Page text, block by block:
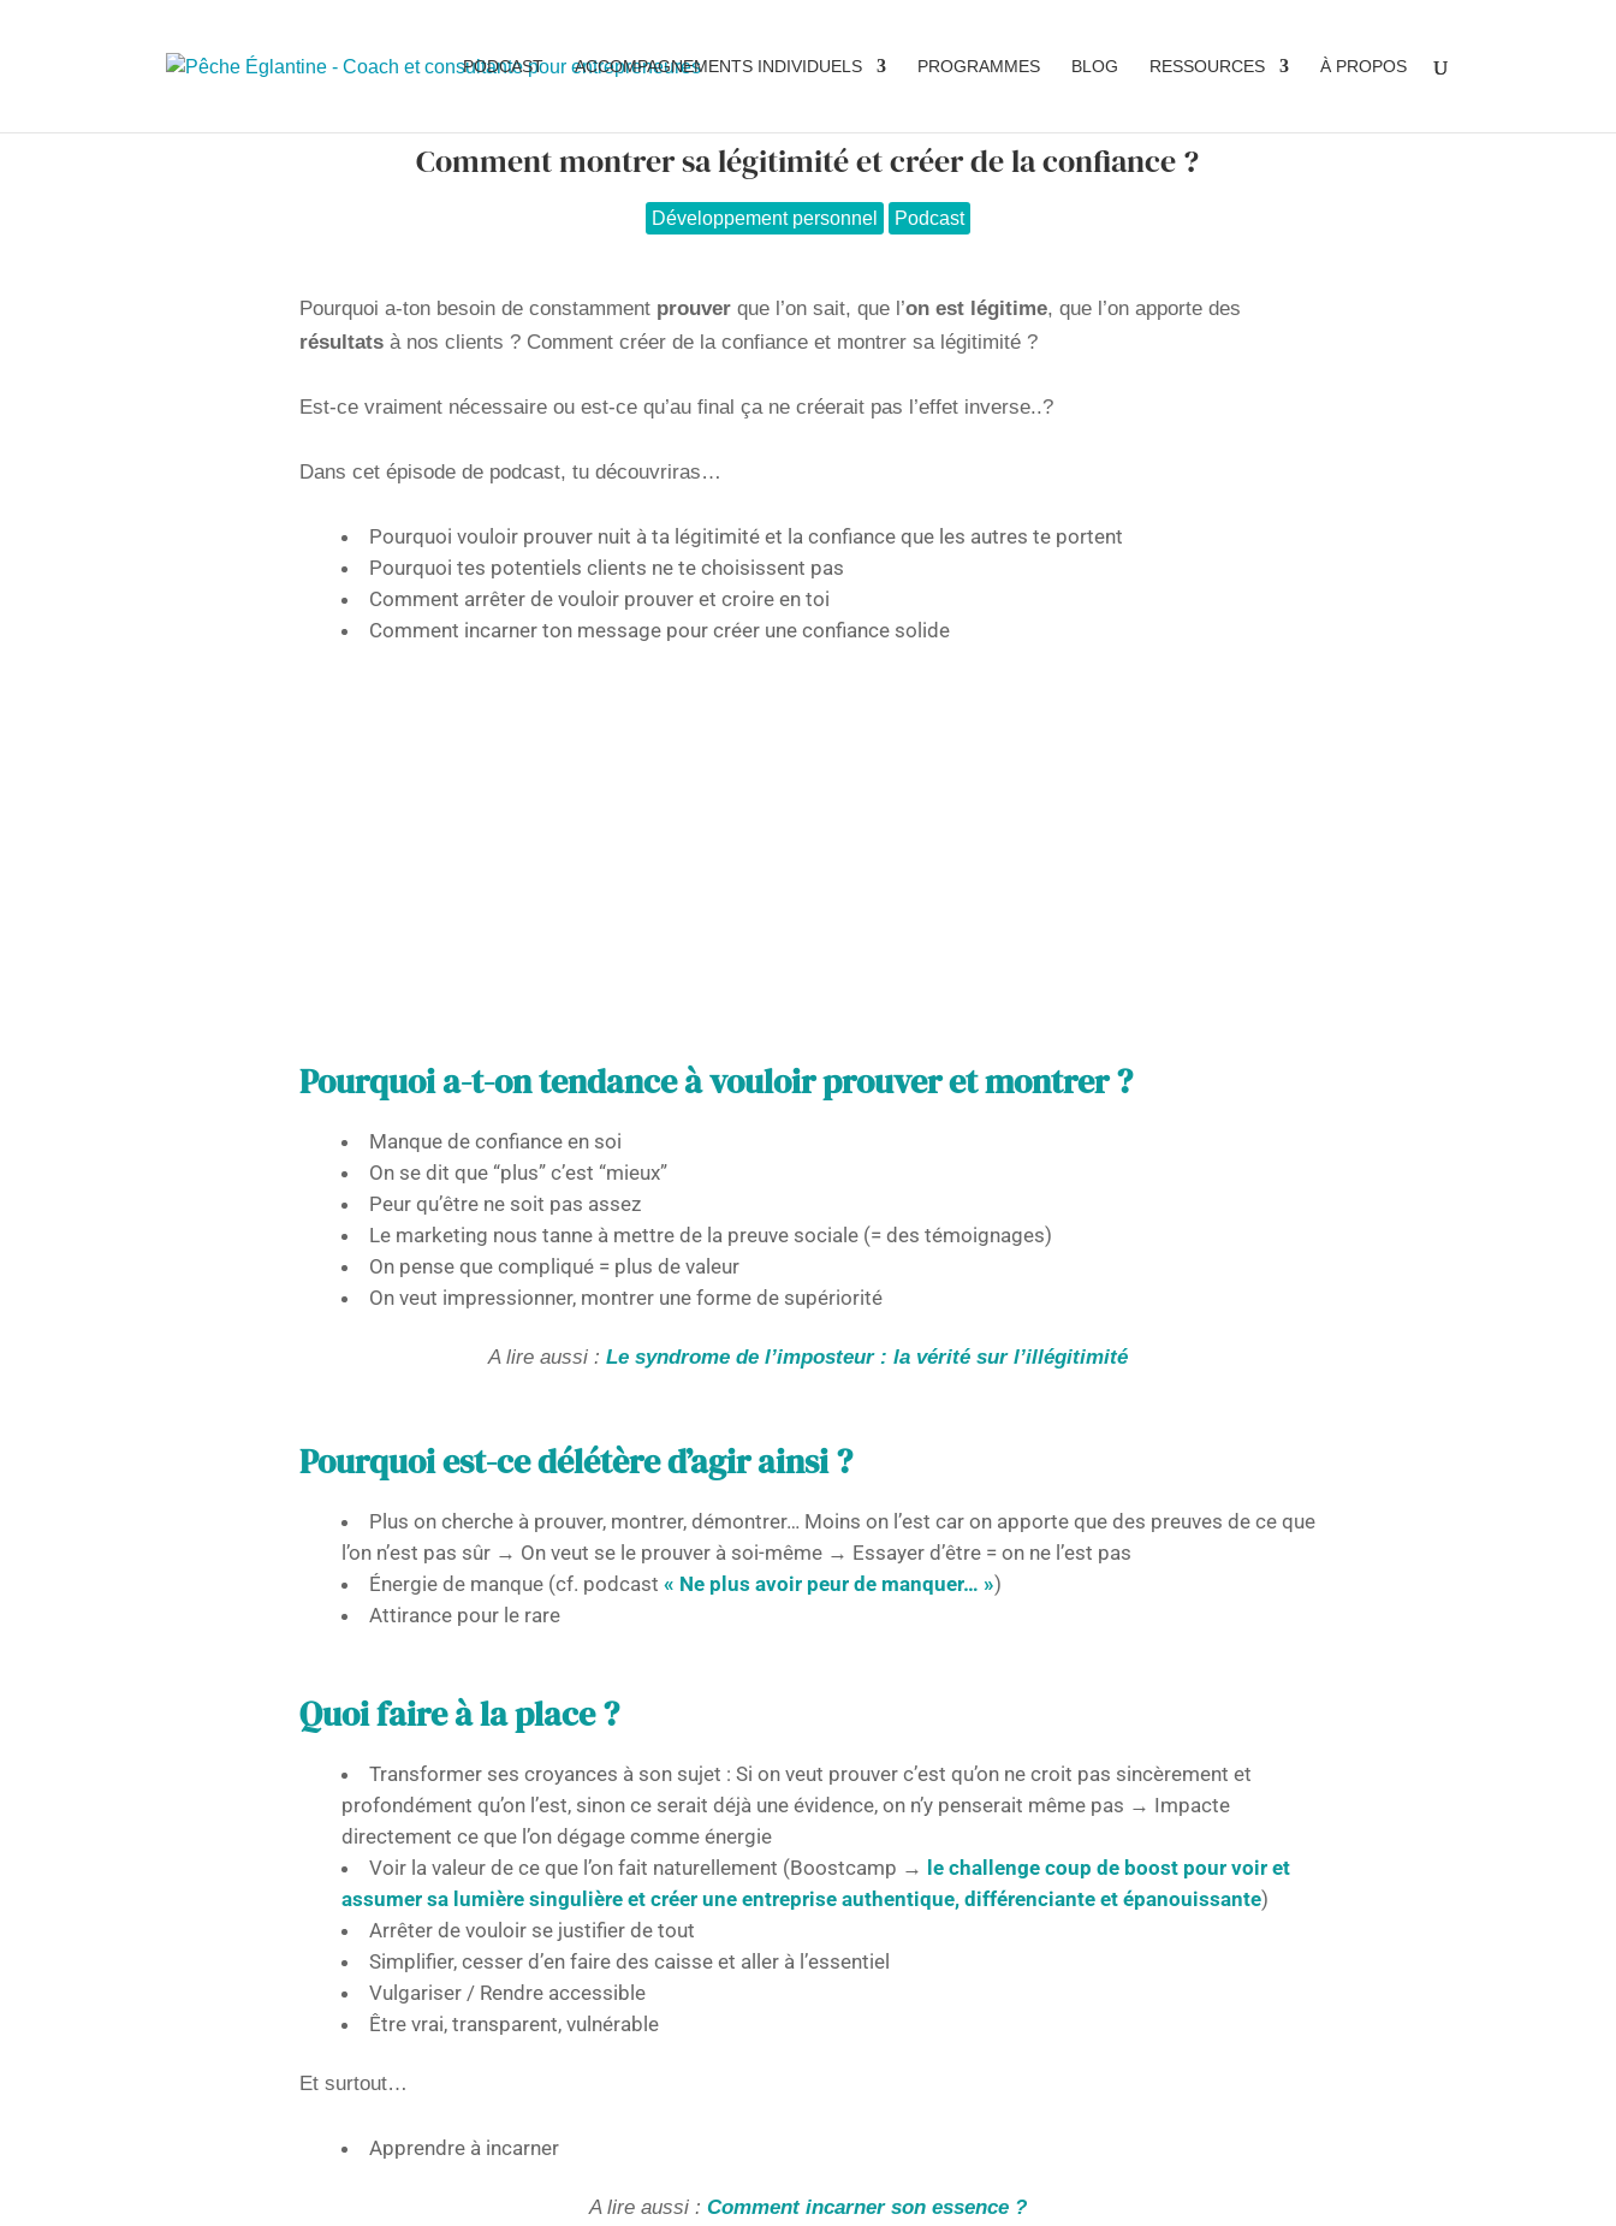
PODCAST ACCOMPAGNEMENTS INDIVIDUELS PROGRAMMES BLOG RESSOURCES À PROPOS
Comment montrer sa légitimité et créer de la confiance ?
Développement personnel Podcast
Pourquoi a-ton besoin de constamment prouverque l’on sait, que l’on est légitime, que l’on apporte des
résultatsà nos clients ? Comment créer de la confiance et montrer sa légitimité ?
Est-ce vraiment nécessaire ou est-ce qu’au final ça ne créerait pas l’effet inverse..?
Dans cet épisode de podcast, tu découvriras…
Pourquoi vouloir prouver nuit à ta légitimité et la confiance que les autres te portent
Pourquoi tes potentiels clients ne te choisissent pas
Comment arrêter de vouloir prouver et croire en toi
Comment incarner ton message pour créer une confiance solide
Pourquoi a-t-on tendance à vouloir prouver et montrer ?
Manque de confiance en soi
On se dit que “plus” c’est “mieux”
Peur qu’être ne soit pas assez
Le marketing nous tanne à mettre de la preuve sociale (= des témoignages)
On pense que compliqué = plus de valeur
On veut impressionner, montrer une forme de supériorité
A lire aussi : Le syndrome de l’imposteur : la vérité sur l’illégitimité
Pourquoi est-ce délétère d’agir ainsi ?
Plus on cherche à prouver, montrer, démontrer… Moins on l’est car on apporte que des preuves de ce que
l’on n’est pas sûr → On veut se le prouver à soi-même → Essayer d’être = on ne l’est pas
Énergie de manque (cf. podcast « Ne plus avoir peur de manquer… »)
Attirance pour le rare
Quoi faire à la place ?
Transformer ses croyances à son sujet : Si on veut prouver c’est qu’on ne croit pas sincèrement et
profondément qu’on l’est, sinon ce serait déjà une évidence, on n’y penserait même pas → Impacte
directement ce que l’on dégage comme énergie
Voir la valeur de ce que l’on fait naturellement (Boostcamp → le challenge coup de boost pour voir et
assumer sa lumière singulière et créer une entreprise authentique, différenciante et épanouissante)
Arrêter de vouloir se justifier de tout
Simplifier, cesser d’en faire des caisse et aller à l’essentiel
Vulgariser / Rendre accessible
Être vrai, transparent, vulnérable
Et surtout…
Apprendre à incarner
A lire aussi : Comment incarner son essence ?